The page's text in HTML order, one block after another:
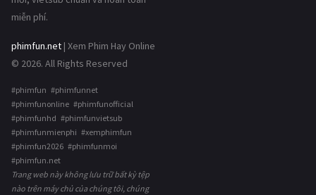
miễn phí.
phimfun.net | Xem Phim Hay Online
© 2026. All Rights Reserved
#phimfun #phimfunnet
#phimfunonline #phimfunofficial
#phimfunhd #phimfunvietsub
#phimfunmienphi #xemphimfun
#phimfun2026 #phimfunmoi
#phimfun.net
Trang web này không lưu trữ bất kỳ tệp
nào trên máy chủ của chúng tôi, chúng